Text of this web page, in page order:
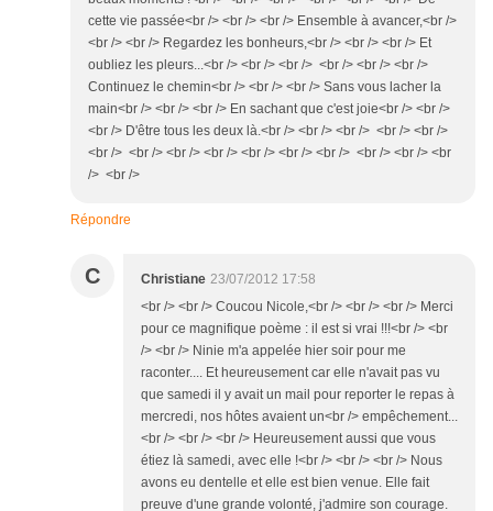
cette vie passée<br /> <br /> <br /> Ensemble à avancer,<br />
<br /> <br /> Regardez les bonheurs,<br /> <br /> <br /> Et
oubliez les pleurs...<br /> <br /> <br /> <br /> <br /> <br />
Continuez le chemin<br /> <br /> <br /> Sans vous lacher la
main<br /> <br /> <br /> En sachant que c'est joie<br /> <br />
<br /> D'être tous les deux là.<br /> <br /> <br /> <br /> <br />
<br /> <br /> <br /> <br /> <br /> <br /> <br /> <br /> <br /> <br
/> <br />
Répondre
C Christiane 23/07/2012 17:58
<br /> <br /> Coucou Nicole,<br /> <br /> <br /> Merci
pour ce magnifique poème : il est si vrai !!!<br /> <br
/> <br /> Ninie m'a appelée hier soir pour me
raconter.... Et heureusement car elle n'avait pas vu
que samedi il y avait un mail pour reporter le repas à
mercredi, nos hôtes avaient un<br /> empêchement...
<br /> <br /> <br /> Heureusement aussi que vous
étiez là samedi, avec elle !<br /> <br /> <br /> Nous
avons eu dentelle et elle est bien venue. Elle fait
preuve d'une grande volonté, j'admire son courage.